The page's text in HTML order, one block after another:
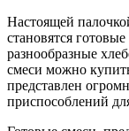
Настоящей
становятся
разнообразные
смеси можно
представлен
приспособлений